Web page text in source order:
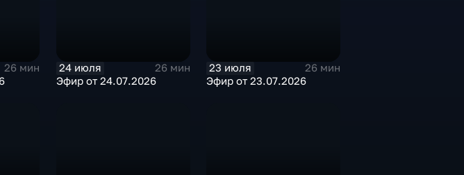
26 мин
24 июля
26 мин
Эфир от 24.07.2026
23 июля
26 мин
Эфир от 23.07.2026